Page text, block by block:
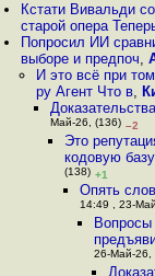
Кстати Вивальди
старой опера
Попросил ИИ
выборе и предпоч,
И это всё при
ру Агент Что в,
Май-26, (136) –2
Это
кодовую
(138) +1
Опять
14:49 , 23-
Вопросы
26-Май-26,